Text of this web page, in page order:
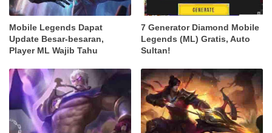
Mobile Legends Dapat
Update Besar-besaran,
Player ML Wajib Tahu
7 Generator Diamond Mobile
Legends (ML) Gratis, Auto
Sultan!